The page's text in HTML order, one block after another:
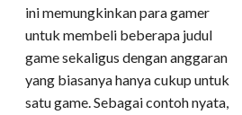
ini memungkinkan para gamer
untuk membeli beberapa judul
game sekaligus dengan anggaran
yang biasanya hanya cukup untuk
satu game. Sebagai contoh nyata,